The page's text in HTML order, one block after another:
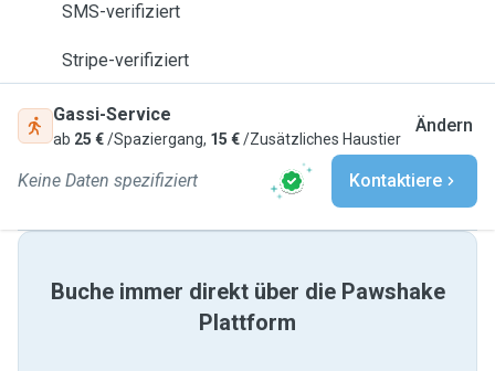
SMS-verifiziert
Stripe-verifiziert
Gassi-Service
ab 25 €/Spaziergang, 15 €/Zusätzliches Haustier
Ändern
Keine Daten spezifiziert Kontaktiere
Buche immer direkt über die Pawshake
Plattform